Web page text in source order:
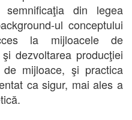
din legea
ul conceptului
la mijloacele de
dezvoltarea producţiei
mijloace, şi practica
ca sigur, mai ales a